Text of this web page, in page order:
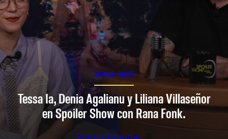
SPOILER SHOW
Tessa Ia, Denia Agalianu y Liliana Villaseñor
en Spoiler Show con Rana Fonk.
Ver en Youtube